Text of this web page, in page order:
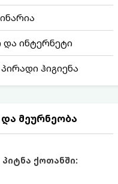
და ინტერნეტი
ჰიგიენა
მეურნეობა
ქოთანში: